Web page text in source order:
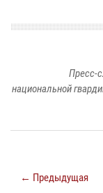
Пресс-
национальной
← Предыдущая